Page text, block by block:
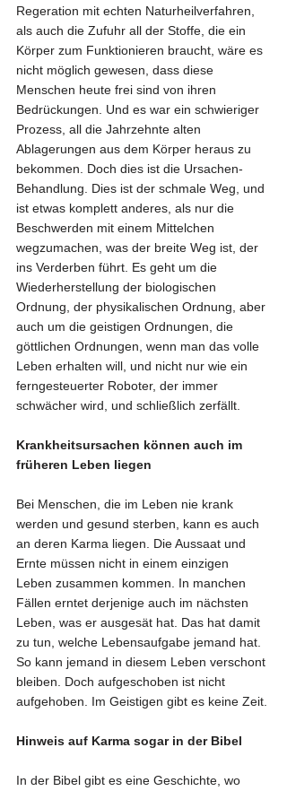
Regeration mit echten Naturheilverfahren,
als auch die Zufuhr all der Stoffe, die ein
Körper zum Funktionieren braucht, wäre es
nicht möglich gewesen, dass diese
Menschen heute frei sind von ihren
Bedrückungen. Und es war ein schwieriger
Prozess, all die Jahrzehnte alten
Ablagerungen aus dem Körper heraus zu
bekommen. Doch dies ist die Ursachen-
Behandlung. Dies ist der schmale Weg, und
ist etwas komplett anderes, als nur die
Beschwerden mit einem Mittelchen
wegzumachen, was der breite Weg ist, der
ins Verderben führt. Es geht um die
Wiederherstellung der biologischen
Ordnung, der physikalischen Ordnung, aber
auch um die geistigen Ordnungen, die
göttlichen Ordnungen, wenn man das volle
Leben erhalten will, und nicht nur wie ein
ferngesteuerter Roboter, der immer
schwächer wird, und schließlich zerfällt.
Krankheitsursachen können auch im
früheren Leben liegen
Bei Menschen, die im Leben nie krank
werden und gesund sterben, kann es auch
an deren Karma liegen. Die Aussaat und
Ernte müssen nicht in einem einzigen
Leben zusammen kommen. In manchen
Fällen erntet derjenige auch im nächsten
Leben, was er ausgesät hat. Das hat damit
zu tun, welche Lebensaufgabe jemand hat.
So kann jemand in diesem Leben verschont
bleiben. Doch aufgeschoben ist nicht
aufgehoben. Im Geistigen gibt es keine Zeit.
Hinweis auf Karma sogar in der Bibel
In der Bibel gibt es eine Geschichte, wo